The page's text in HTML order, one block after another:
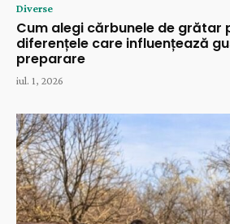
Diverse
Cum alegi cărbunele de grătar
diferențele care influențează
preparare
iul. 1, 2026